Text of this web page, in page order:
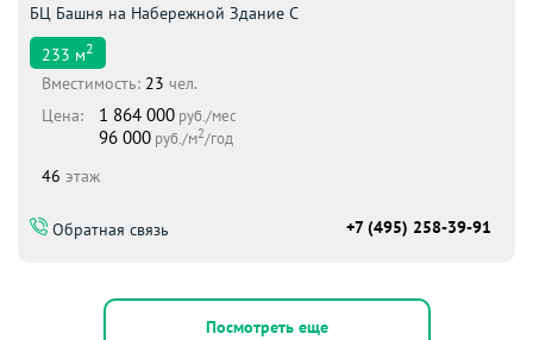
БЦ Башня на Набережной Здание С
233 м2
Вместимоcть: 23 чел.
Цена:
1 864 000 руб./мес
96 000 руб./м2/год
46 этаж
Обратная связь +7 (495) 258-39-91
Посмотреть еще